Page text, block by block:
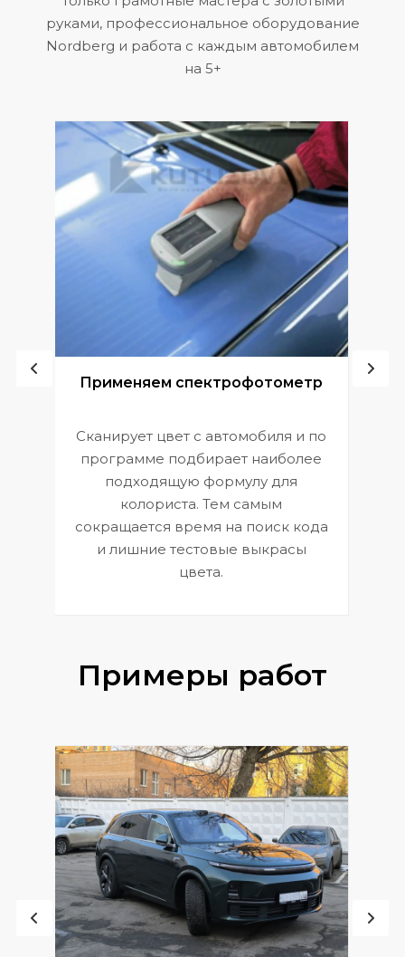
руками, профессиональное оборудование
Nordberg и работа с каждым автомобилем
на 5+
Применяем спектрофотометр
Сканирует цвет с автомобиля и по
программе подбирает наиболее
подходящую формулу для
колориста. Тем самым
сокращается время на поиск кода
и лишние тестовые выкрасы
цвета.
Примеры работ